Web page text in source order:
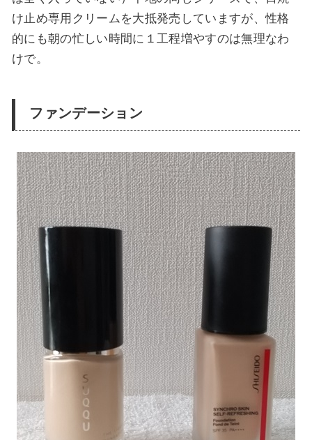
け止め専用クリームを大抵発売していますが、性格
的にも朝の忙しい時間に１工程増やすのは無理なわ
けで。
ファンデーション